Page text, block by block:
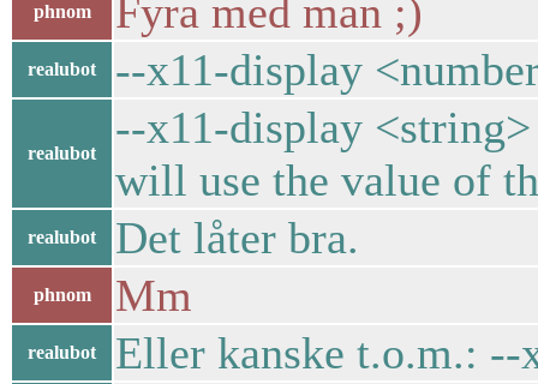
phnom Fyra med man ;)
realubot --x11-display
realubot
--x11-display
will use the value of
realubot Det låter bra.
phnom Mm
realubot Eller kanske t.o.m.: